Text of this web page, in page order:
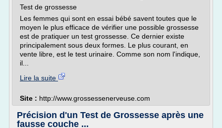
Test de grossesse
Les femmes qui sont en essai bébé savent toutes que le
moyen le plus efficace de vérifier une possible grossesse
est de pratiquer un test grossesse. Ce dernier existe
principalement sous deux formes. Le plus courant, en
vente libre, est le test urinaire. Comme son nom l'indique,
il...
Lire la suite
Site : http://www.grossessenerveuse.com
Précision d'un Test de Grossesse après une
fausse couche ...